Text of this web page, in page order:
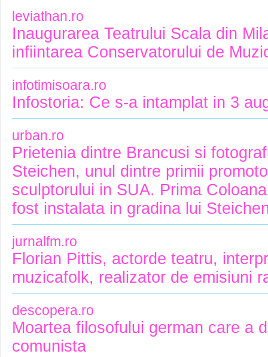
leviathan.ro
Inaugurarea Teatrului Scala din
infiintarea Conservatorului de
infotimisoara.ro
Infostoria: Ce s-a intamplat in 3
urban.ro
Prietenia dintre Brancusi si
Steichen, unul dintre primii
sculptorului in SUA. Prima
fost instalata in gradina lui
jurnalfm.ro
Florian Pittis, actorde teatru,
muzicafolk, realizator de emisiuni
descopera.ro
Moartea filosofului german care a
comunista